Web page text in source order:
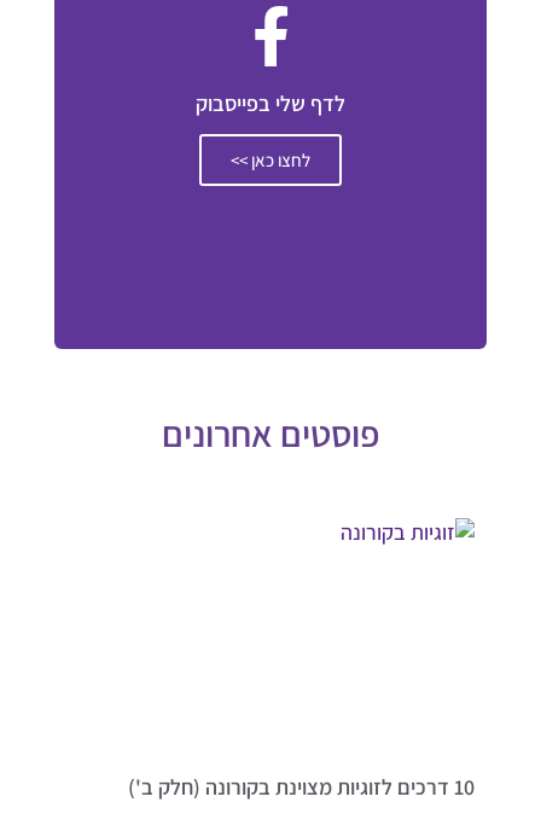
לדף שלי בפייסבוק
לחצו כאן >>
פוסטים אחרונים
10 דרכים לזוגיות מצוינת בקורונה (חלק ב')